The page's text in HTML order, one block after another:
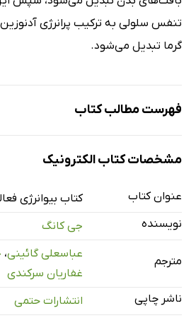
گرما تبدیل می‌شود.
فهرست مطالب کتاب
انرژی
تبدیل انرژی در ورزش و فعالیت بدنی
کربوهیدرات
مشخصات کتاب الکترونیک
عنوان کتاب
کتاب بیوانرژی
نویسنده
جی کانگ
مترجم
عباسعلی گائینی،
غفاریان سرکندی
ناشر چاپی
انتشارات حتمی